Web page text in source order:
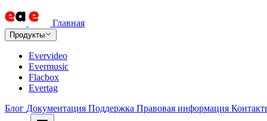
Главная
Продукты
Evervideo
Evermusic
Flacbox
Evertag
Блог Документация Поддержка Правовая информация